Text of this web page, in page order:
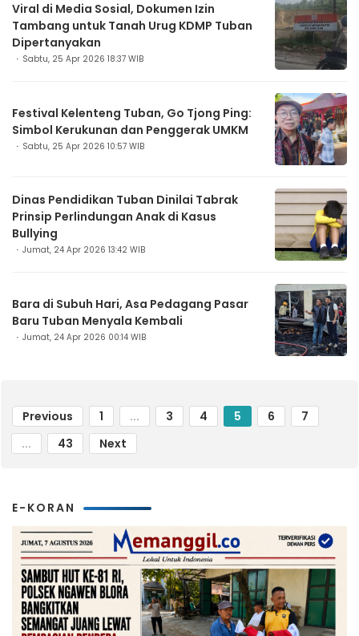
Viral di Media Sosial, Dokumen Izin
Tambang untuk Tanah Urug KDMP Tuban
Dipertanyakan
Sabtu, 25 Apr 2026 18:37 WIB
Festival Kelenteng Tuban, Go Tjong Ping:
Simbol Kerukunan dan Penggerak UMKM
Sabtu, 25 Apr 2026 10:57 WIB
Dinas Pendidikan Tuban Dinilai Tabrak
Prinsip Perlindungan Anak di Kasus
Bullying
Jumat, 24 Apr 2026 13:42 WIB
Bara di Subuh Hari, Asa Pedagang Pasar
Baru Tuban Menyala Kembali
Jumat, 24 Apr 2026 00:14 WIB
Previous 1 ... 3 4 5 6
7
...
43 Next
E-KORAN